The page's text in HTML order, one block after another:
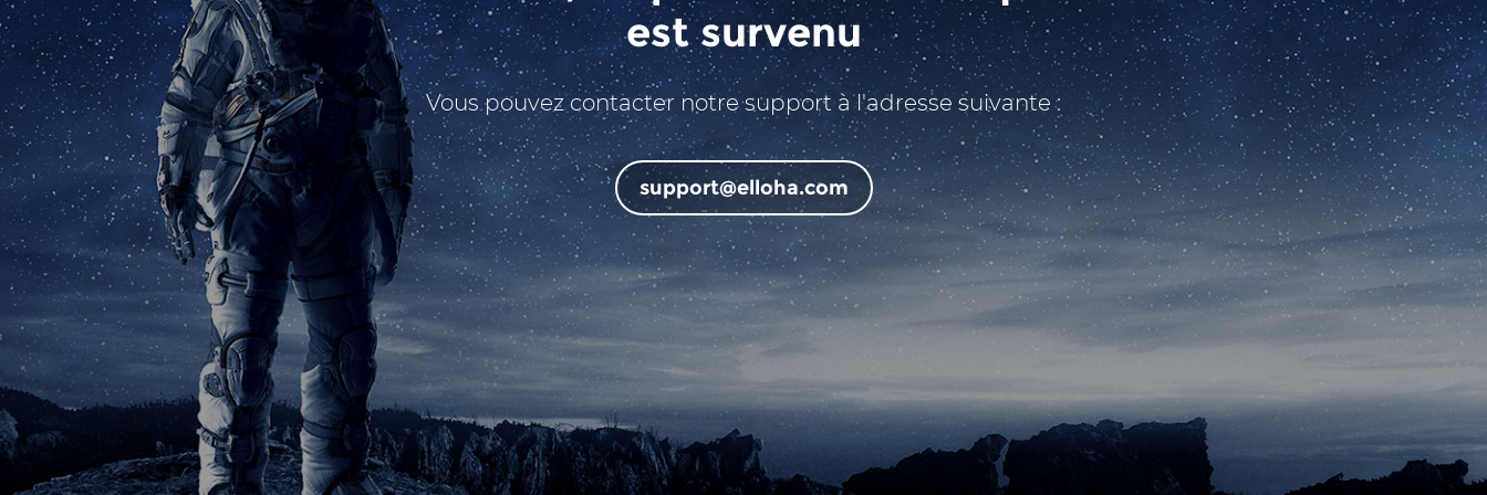
est survenu
Vous pouvez contacter notre support à l'adresse suivante :
support@elloha.com